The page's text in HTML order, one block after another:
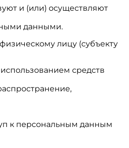
и (или) осуществляют
данными.
лицу (субъекту
средств
к персональным данным